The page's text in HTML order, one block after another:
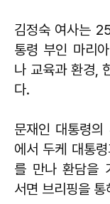
김정숙 여사는
통령 부인 마리
나 교육과 환경,
다.
문재인 대통령
에서 두케 대통
를 만나 환담을
서면 브리핑을 통